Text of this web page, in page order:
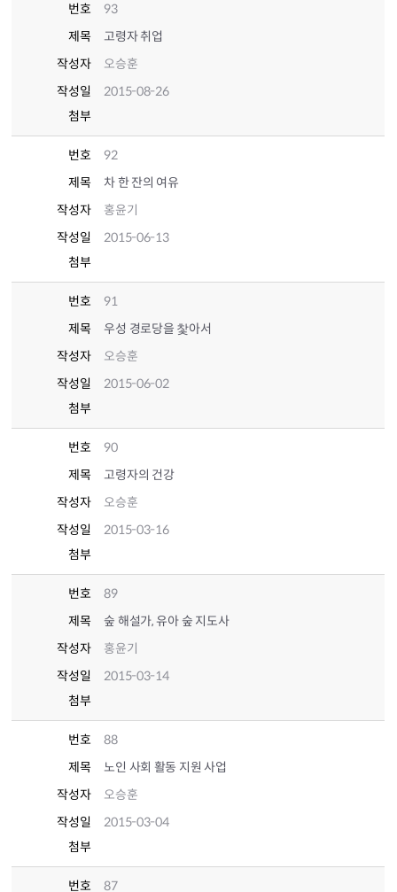
번호
93
제목
고령자 취업
작성자
오승훈
작성일
2015-08-26
첨부
번호
92
제목
차 한 잔의 여유
작성자
홍윤기
작성일
2015-06-13
첨부
번호
91
제목
우성 경로당을 찿아서
작성자
오승훈
작성일
2015-06-02
첨부
번호
90
제목
고령자의 건강
작성자
오승훈
작성일
2015-03-16
첨부
번호
89
제목
숲 해설가, 유아 숲 지도사
작성자
홍윤기
작성일
2015-03-14
첨부
번호
88
제목
노인 사회 활동 지원 사업
작성자
오승훈
작성일
2015-03-04
첨부
번호
87